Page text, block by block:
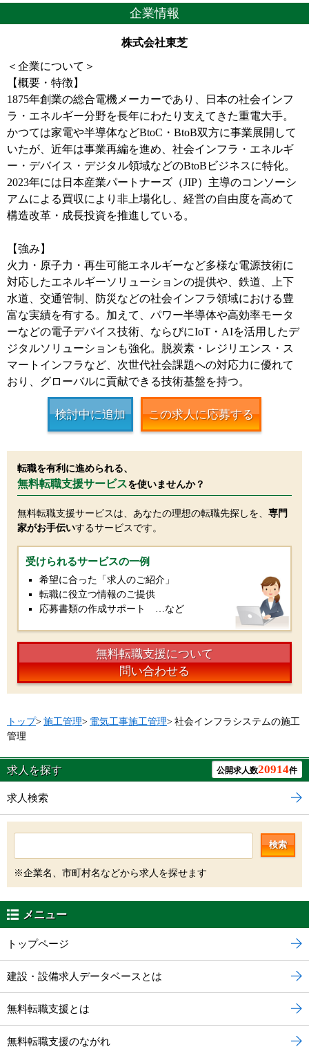
企業情報
株式会社東芝
＜企業について＞
【概要・特徴】
1875年創業の総合電機メーカーであり、日本の社会インフ
ラ・エネルギー分野を長年にわたり支えてきた重電大手。
かつては家電や半導体などBtoC・BtoB双方に事業展開して
いたが、近年は事業再編を進め、社会インフラ・エネルギ
ー・デバイス・デジタル領域などのBtoBビジネスに特化。
2023年には日本産業パートナーズ（JIP）主導のコンソーシ
アムによる買収により非上場化し、経営の自由度を高めて
構造改革・成長投資を推進している。
【強み】
火力・原子力・再生可能エネルギーなど多様な電源技術に
対応したエネルギーソリューションの提供や、鉄道、上下
水道、交通管制、防災などの社会インフラ領域における豊
富な実績を有する。加えて、パワー半導体や高効率モータ
ーなどの電子デバイス技術、ならびにIoT・AIを活用したデ
ジタルソリューションも強化。脱炭素・レジリエンス・ス
マートインフラなど、次世代社会課題への対応力に優れて
おり、グローバルに貢献できる技術基盤を持つ。
検討中に追加 この求人に応募する
転職を有利に進められる、
無料転職支援サービスを使いませんか？
無料転職支援サービスは、あなたの理想の転職先探しを、 専門
家がお手伝いするサービスです。
受けられるサービスの一例
希望に合った「求人のご紹介」
転職に役立つ情報のご提供
応募書類の作成サポート …など
無料転職支援について
問い合わせる
トップ> 施工管理> 電気工事施工管理> 社会インフラシステムの施工
管理
求人を探す 公開求人数20914件
求人検索
検索
※企業名、市町村名などから求人を探せます
メニュー
トップページ
建設・設備求人データベースとは
無料転職支援とは
無料転職支援のながれ